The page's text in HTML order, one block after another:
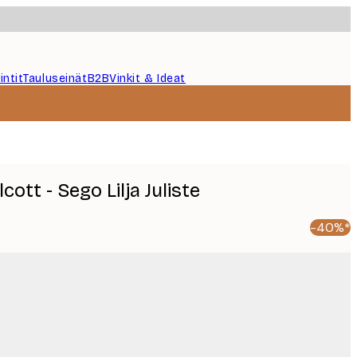
TauluseinätB2BVinkit & Ideat
- Sego Lilja Juliste
-40%*